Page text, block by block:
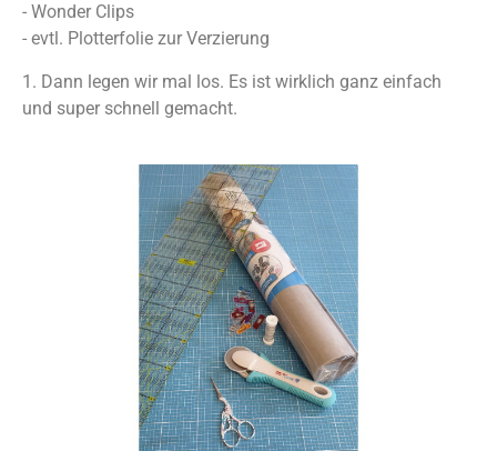
- Wonder Clips
- evtl. Plotterfolie zur Verzierung
1. Dann legen wir mal los. Es ist wirklich ganz einfach
und super schnell gemacht.